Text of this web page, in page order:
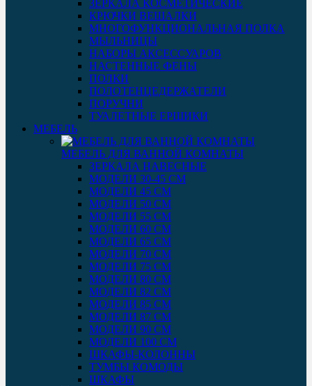
ЗЕРКАЛА КОСМЕТИЧЕСКИЕ
КРЮЧКИ ВЕШАЛКИ
МНОГОФУНКЦИОНАЛЬНАЯ ПОЛКА
МЫЛЬНИЦЫ
НАБОРЫ АКСЕССУАРОВ
НАСТЕННЫЕ ФЕНЫ
ПОЛКИ
ПОЛОТЕНЦЕДЕРЖАТЕЛИ
ПОРУЧНИ
ТУАЛЕТНЫЕ ЕРШИКИ
МЕБЕЛЬ
МЕБЕЛЬ ДЛЯ ВАННОЙ КОМНАТЫ
ЗЕРКАЛА НАВЕСНЫЕ
МОДЕЛИ 30-45 СМ
МОДЕЛИ 45 СМ
МОДЕЛИ 50 СМ
МОДЕЛИ 55 СМ
МОДЕЛИ 60 СМ
МОДЕЛИ 65 СМ
МОДЕЛИ 70 СМ
МОДЕЛИ 75 СМ
МОДЕЛИ 80 СМ
МОДЕЛИ 82 СМ
МОДЕЛИ 85 СМ
МОДЕЛИ 87 СМ
МОДЕЛИ 90 СМ
МОДЕЛИ 100 СМ
ШКАФЫ-КОЛОННЫ
ТУМБЫ КОМОДЫ
ШКАФЫ